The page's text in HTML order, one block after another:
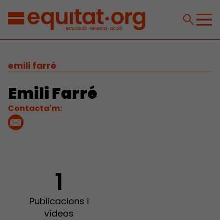
emili farré
Emili Farré
Contacta'm:
1
Publicacions i
vídeos